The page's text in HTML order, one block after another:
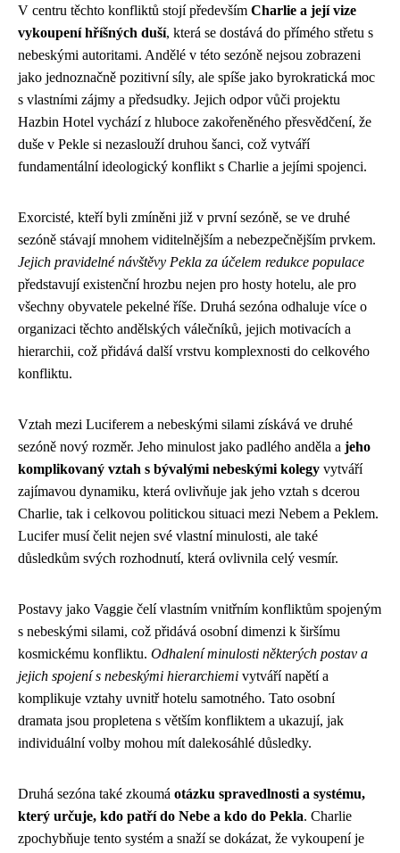
V centru těchto konfliktů stojí především Charlie a její vize
vykoupení hříšných duší, která se dostává do přímého střetu s
nebeskými autoritami. Andělé v této sezóně nejsou zobrazeni
jako jednoznačně pozitivní síly, ale spíše jako byrokratická moc
s vlastními zájmy a předsudky. Jejich odpor vůči projektu
Hazbin Hotel vychází z hluboce zakořeněného přesvědčení, že
duše v Pekle si nezaslouží druhou šanci, což vytváří
fundamentální ideologický konflikt s Charlie a jejími spojenci.
Exorcisté, kteří byli zmíněni již v první sezóně, se ve druhé
sezóně stávají mnohem viditelnějším a nebezpečnějším prvkem.
Jejich pravidelné návštěvy Pekla za účelem redukce populace
představují existenční hrozbu nejen pro hosty hotelu, ale pro
všechny obyvatele pekelné říše. Druhá sezóna odhaluje více o
organizaci těchto andělských válečníků, jejich motivacích a
hierarchii, což přidává další vrstvu komplexnosti do celkového
konfliktu.
Vztah mezi Luciferem a nebeskými silami získává ve druhé
sezóně nový rozměr. Jeho minulost jako padlého anděla a jeho
komplikovaný vztah s bývalými nebeskými kolegy vytváří
zajímavou dynamiku, která ovlivňuje jak jeho vztah s dcerou
Charlie, tak i celkovou politickou situaci mezi Nebem a Peklem.
Lucifer musí čelit nejen své vlastní minulosti, ale také
důsledkům svých rozhodnutí, která ovlivnila celý vesmír.
Postavy jako Vaggie čelí vlastním vnitřním konfliktům spojeným
s nebeskými silami, což přidává osobní dimenzi k širšímu
kosmickému konfliktu. Odhalení minulosti některých postav a
jejich spojení s nebeskými hierarchiemi vytváří napětí a
komplikuje vztahy uvnitř hotelu samotného. Tato osobní
dramata jsou propletena s větším konfliktem a ukazují, jak
individuální volby mohou mít dalekosáhlé důsledky.
Druhá sezóna také zkoumá otázku spravedlnosti a systému,
který určuje, kdo patří do Nebe a kdo do Pekla. Charlie
zpochybňuje tento systém a snaží se dokázat, že vykoupení je